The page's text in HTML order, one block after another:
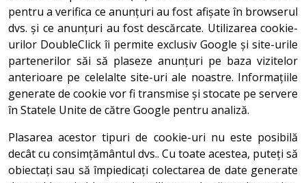
pentru a verifica ce anunțuri au fost afișate în browserul
dvs. și ce anunțuri au fost descărcate. Utilizarea cookie-
urilor DoubleClick îi permite exclusiv Google și site-urile
partenerilor săi să plaseze anunțuri pe baza vizitelor
anterioare pe celelalte site-uri ale noastre. Informațiile
generate de cookie vor fi transmise și stocate pe servere
în Statele Unite de către Google pentru analiză.
Plasarea acestor tipuri de cookie-uri nu este posibilă
decât cu consimțământul dvs.. Cu toate acestea, puteți să
obiectați sau să împiedicați colectarea de date generate